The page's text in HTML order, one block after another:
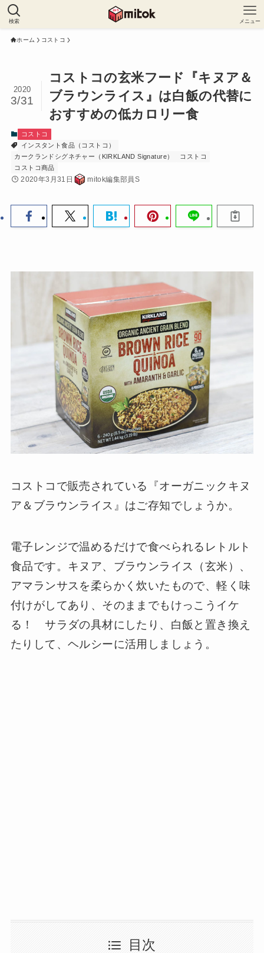
検索 メニュー
ホーム コストコ
コストコの玄米フード『キヌア＆
ブラウンライス』は白飯の代替に
おすすめの低カロリー食
2020
3/31
コストコ
インスタント食品（コストコ）
カークランドシグネチャー（KIRKLAND Signature）
コストコ
コストコ商品
2020年3月31日 mitok編集部員S
コストコで販売されている『オーガニックキヌ
ア＆ブラウンライス』はご存知でしょうか。
電子レンジで温めるだけで食べられるレトルト
食品です。キヌア、ブラウンライス（玄米）、
アマランサスを柔らかく炊いたもので、軽く味
付けがしてあり、そのままでもけっこうイケ
る！ サラダの具材にしたり、白飯と置き換え
たりして、ヘルシーに活用しましょう。
目次